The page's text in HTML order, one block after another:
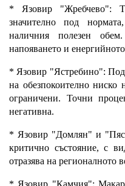
* Язовир "Жребчево":
значително под
наличния полезен
напояването и
* Язовир "Ястребино":
на обезпокоително ниско
ограничени. Точни
негативна.
* Язовир "Домлян" и
критично състояние, с
отразява на регионалното
* Язовир "Камчия": Макар